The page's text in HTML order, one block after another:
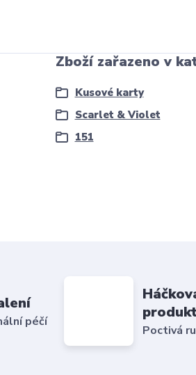
Zboží zařazeno v
Kusové karty
Scarlet & Violet
151
péčí
Poctivá